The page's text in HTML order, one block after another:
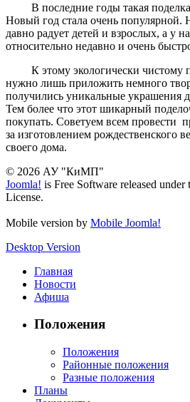
В последние годы такая
Новый год стала очень популярной.
давно радует детей и взрослых, а у
относительно недавно и очень
К этому экологически чистому
нужно лишь приложить немного
получились уникальные украшения
Тем более что этот шикарный
покупать. Советуем всем провести
за изготовлением рождественского
своего дома.
© 2026 АУ "КиМП"
Joomla! is Free Software released
License.
Mobile version by Mobile Joomla!
Desktop Version
Главная
Новости
Афиша
Положения
Положения
Районные положения
Разные положения
Планы